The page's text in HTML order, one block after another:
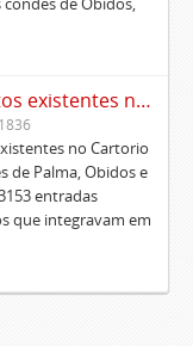
Sumário alfabético dos documentos existentes no Cartório da Ilustríssima e Excelentíssima Casa dos senhores condes de Palma, Óbidos e Sabugal
1836
no Cartorio
de Palma, Obidos e
entradas
que integravam em